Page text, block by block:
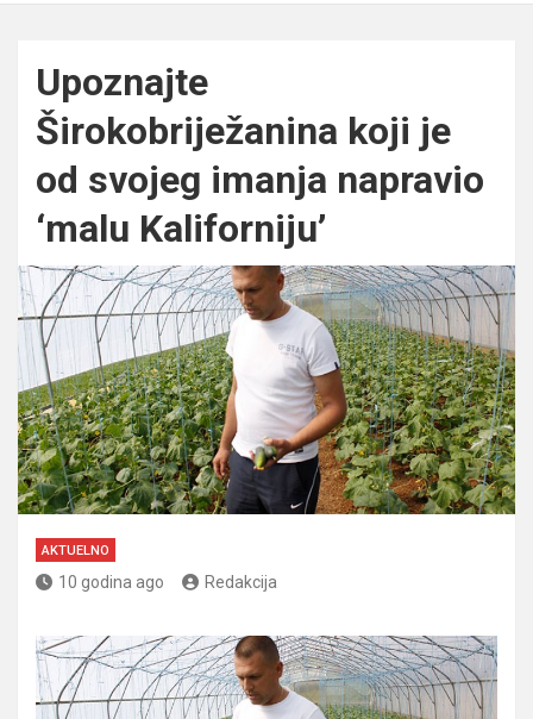
Upoznajte
Širokobriježanina koji je
od svojeg imanja napravio
‘malu Kaliforniju’
AKTUELNO
10 godina ago Redakcija